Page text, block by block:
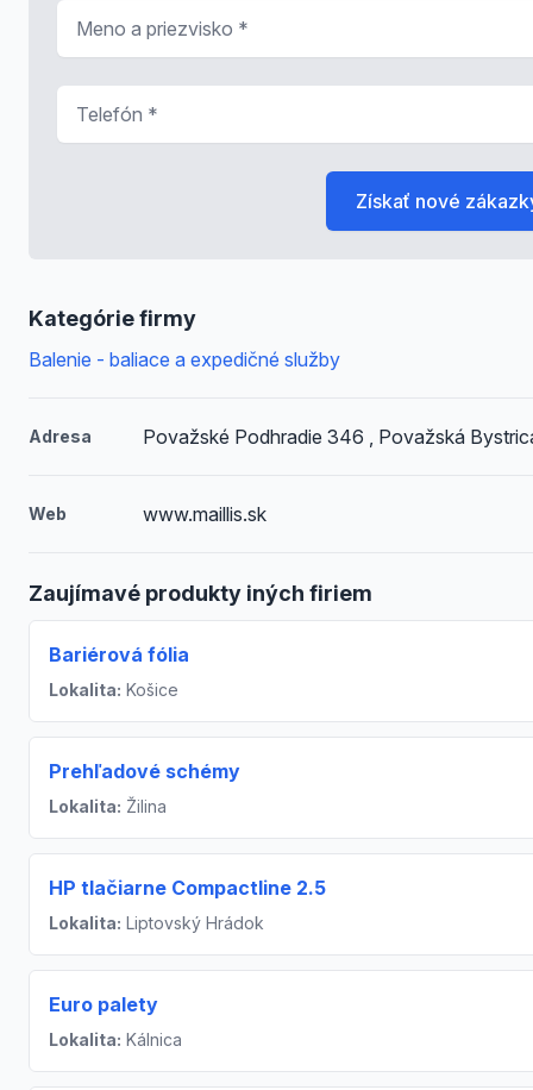
Kategórie firmy
Balenie - baliace a expedičné služby
Adresa Považské Podhradie 346 , Považská
Web www.maillis.sk
Zaujímavé produkty iných firiem
Bariérová fólia
Lokalita: Košice
Prehľadové schémy
Lokalita: Žilina
HP tlačiarne Compactline 2.5
Lokalita: Liptovský Hrádok
Euro palety
Lokalita: Kálnica
Získať nové